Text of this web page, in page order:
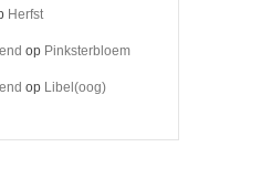
Herfst
op Pinksterbloem
op Libel(oog)